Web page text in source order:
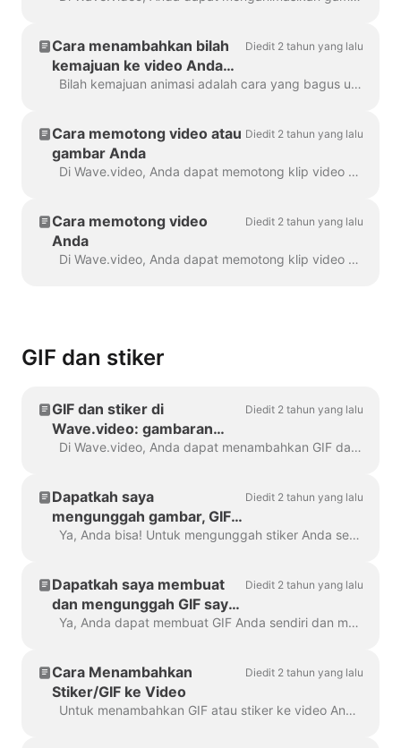
Cara menambahkan bilah
kemajuan ke video Anda
dengan Wave.video
Diedit 2 tahun yang lalu
Bilah kemajuan animasi adalah cara yang bagus untuk menarik perhatian pemirsa dan meningkatkan waktu menonton video Anda. Pelajari cara menambahkan bilah kemajuan dinamis untuk Anda...
Cara memotong video atau
gambar Anda
Diedit 2 tahun yang lalu
Di Wave.video, Anda dapat memotong klip video atau gambar Anda. Fitur ini berfungsi untuk klip video/gambar yang Anda unggah ke pembuat video dan yang Anda pilih...
Cara memotong video
Anda
Diedit 2 tahun yang lalu
Di Wave.video, Anda dapat memotong klip video Anda. Fitur ini berfungsi untuk klip video Anda sendiri yang Anda unggah ke pembuat video dan yang Anda pilih...
GIF dan stiker
GIF dan stiker di
Wave.video: gambaran
umum
Diedit 2 tahun yang lalu
Di Wave.video, Anda dapat menambahkan GIF dan stiker ke video Anda. Dengan cara ini, Anda dapat membuatnya lebih menarik, disesuaikan, dan menarik bagi audiens Anda. P...
Dapatkah saya
mengunggah gambar, GIF,
atau stiker saya sendiri di
Diedit 2 tahun yang lalu
Ya, Anda bisa! Untuk mengunggah stiker Anda sendiri, buka langkah "Hamparan & Stiker" di menu sebelah kiri dan klik tab "Media" -> "Unggahan" Anda dapat ...
Dapatkah saya membuat
dan mengunggah GIF saya
sendiri?
Diedit 2 tahun yang lalu
Ya, Anda dapat membuat GIF Anda sendiri dan mengunggahnya ke Wave.video. Berikut adalah artikel bermanfaat tentang cara membuat GIF Anda sendiri. Setelah GIF Anda dibaca...
Cara Menambahkan
Stiker/GIF ke Video
Diedit 2 tahun yang lalu
Untuk menambahkan GIF atau stiker ke video Anda, buka langkah Hamparan & Stiker di menu sebelah kiri. Anda akan melihat semua pilihan...